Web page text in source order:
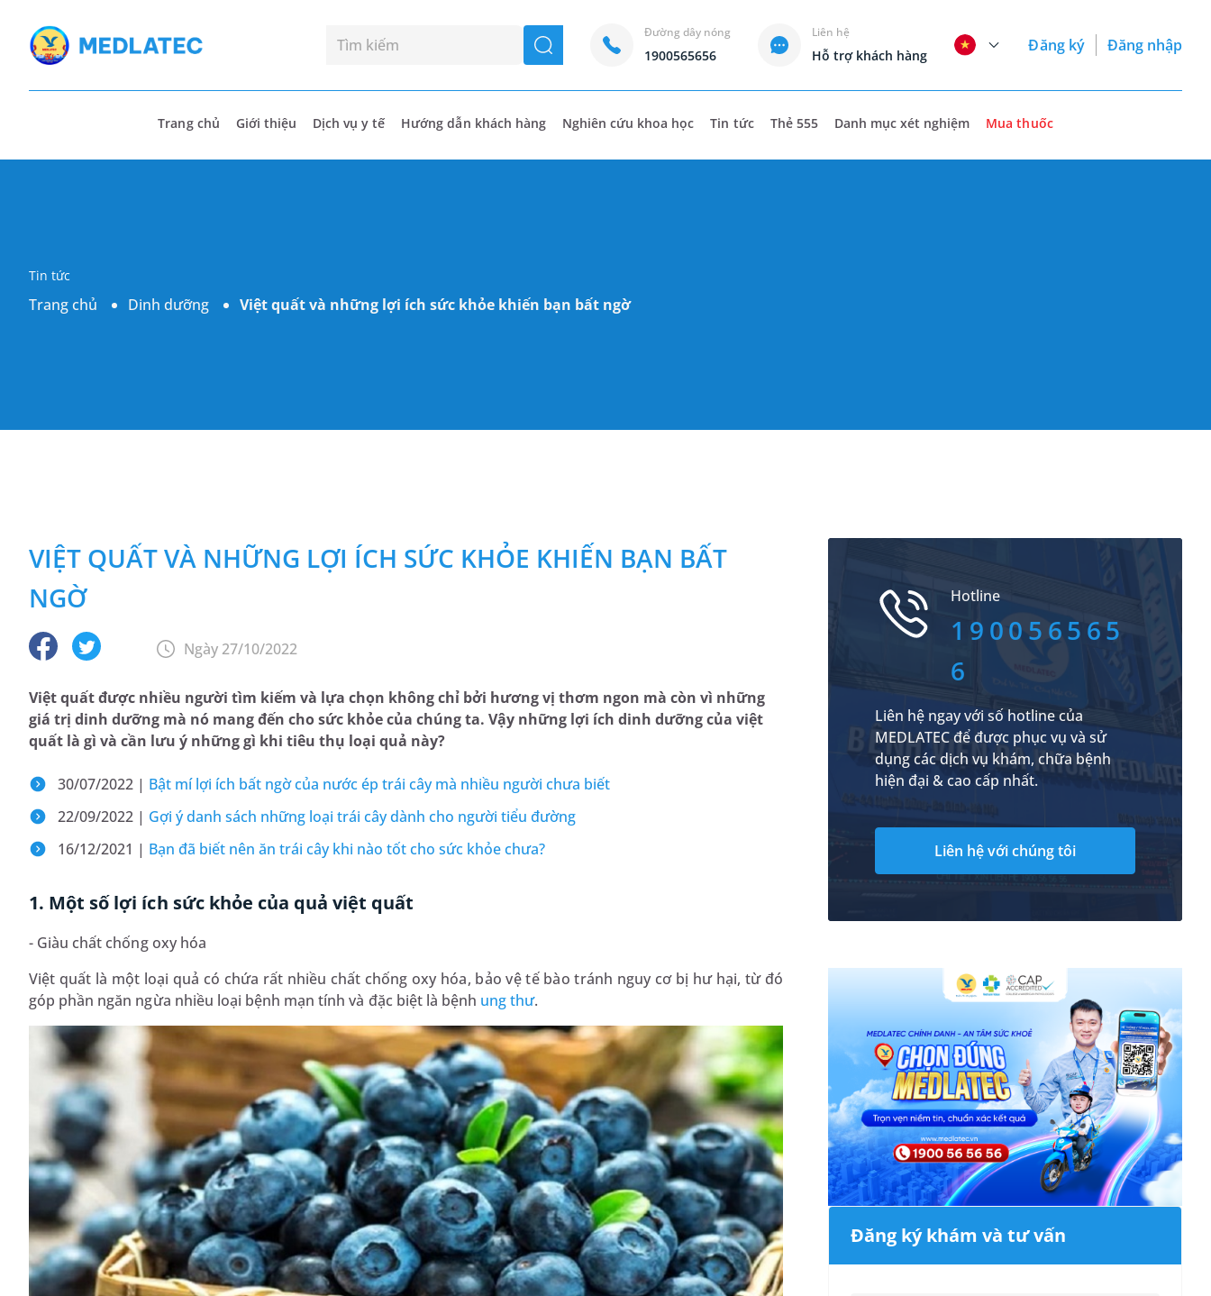
seach
Đường dây nóng
1900565656
Liên hệ
Hỗ trợ khách hàng
Đăng ký Đăng nhập
Trang chủ Giới thiệu Dịch vụ y tế Hướng dẫn khách hàng Nghiên cứu khoa học Tin tức Thẻ 555 Danh mục xét nghiệm Mua thuốc
Tin tức
Trang chủ Dinh dưỡng Việt quất và những lợi ích sức khỏe khiến bạn bất ngờ
VIỆT QUẤT VÀ NHỮNG LỢI ÍCH SỨC KHỎE KHIẾN BẠN BẤT
NGỜ
Ngày 27/10/2022
Việt quất được nhiều người tìm kiếm và lựa chọn không chỉ bởi hương vị thơm ngon mà còn vì những
giá trị dinh dưỡng mà nó mang đến cho sức khỏe của chúng ta. Vậy những lợi ích dinh dưỡng của việt
quất là gì và cần lưu ý những gì khi tiêu thụ loại quả này?
30/07/2022 | Bật mí lợi ích bất ngờ của nước ép trái cây mà nhiều người chưa biết
22/09/2022 | Gợi ý danh sách những loại trái cây dành cho người tiểu đường
16/12/2021 | Bạn đã biết nên ăn trái cây khi nào tốt cho sức khỏe chưa?
1. Một số lợi ích sức khỏe của quả việt quất
- Giàu chất chống oxy hóa
Việt quất là một loại quả có chứa rất nhiều chất chống oxy hóa, bảo vệ tế bào tránh nguy cơ bị hư hại, từ đó
góp phần ngăn ngừa nhiều loại bệnh mạn tính và đặc biệt là bệnh ung thư.
Hotline
190056565
6
Liên hệ ngay với số hotline của
MEDLATEC để được phục vụ và sử
dụng các dịch vụ khám, chữa bệnh
hiện đại & cao cấp nhất.
Liên hệ với chúng tôi
Đăng ký khám và tư vấn